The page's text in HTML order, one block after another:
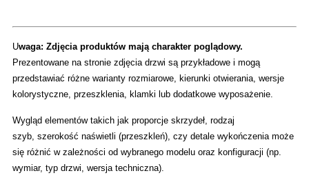
Uwaga: Zdjęcia produktów mają charakter poglądowy.
Prezentowane na stronie zdjęcia drzwi są przykładowe i mogą
przedstawiać różne warianty rozmiarowe, kierunki otwierania, wersje
kolorystyczne, przeszklenia, klamki lub dodatkowe wyposażenie.
Wygląd elementów takich jak proporcje skrzydeł, rodzaj
szyb, szerokość naświetli (przeszkleń), czy detale wykończenia może
się różnić w zależności od wybranego modelu oraz konfiguracji (np.
wymiar, typ drzwi, wersja techniczna).